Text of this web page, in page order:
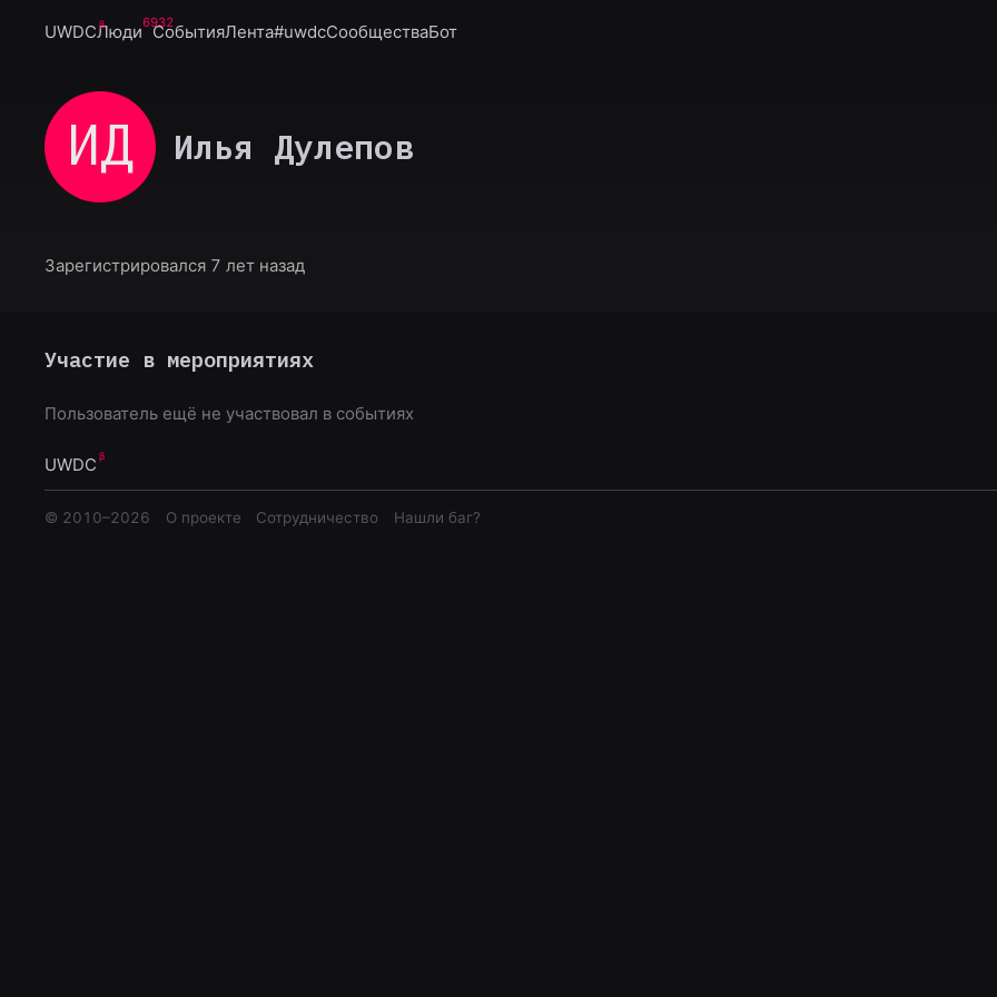
UWDCЛюди6932
СобытияЛента#uwdcСообществаБот
ИД Илья Дулепов
Зарегистрировался 7 лет назад
Участие в мероприятиях
Пользователь ещё не участвовал в событиях
UWDC
© 2010–2026 О проекте Сотрудничество Нашли баг?